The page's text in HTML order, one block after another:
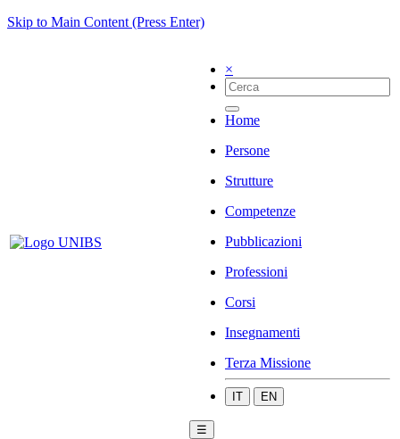
Skip to Main Content (Press Enter)
×
Home
Persone
Strutture
Competenze
Pubblicazioni
Professioni
Corsi
Insegnamenti
Terza Missione
IT EN
☰